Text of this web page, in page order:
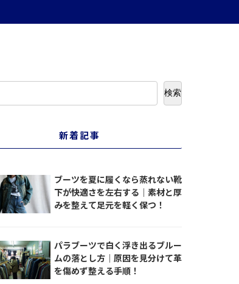
検索
新着記事
ブーツを夏に履くなら蒸れない靴
下が快適さを左右する｜素材と厚
みを整えて足元を軽く保つ！
パラブーツで白く浮き出るブルー
ムの落とし方｜原因を見分けて革
を傷めず整える手順！